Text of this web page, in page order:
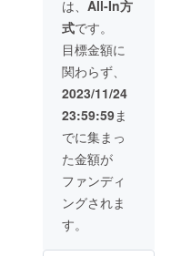
な制作の両
方を行き来
しながら、
花・ファッ
ション・
アートの境
界を横断す
る活動を続
けている
[活動記録]
ご希望のメール
アドレスへ送ら
せて頂きます。
は、 All-In方
式です。
目標金額に
関わらず、
2023/11/24
23:59:59ま
でに集まっ
た金額が
ファンディ
ングされま
す。